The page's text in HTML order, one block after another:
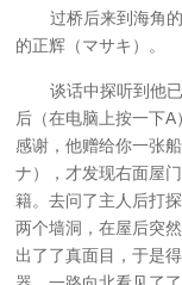
过桥后来到海角
的正辉（マサキ）。
谈话中探听到他
后（在电脑上按一下
感谢，他赠给你一张
ナ），才发现右面屋
籍。去问了主人后打
两个墙洞，在屋后突
出了了真面目，于是